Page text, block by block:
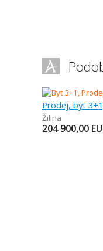
Prodej, byt
Žilina
204 900,00